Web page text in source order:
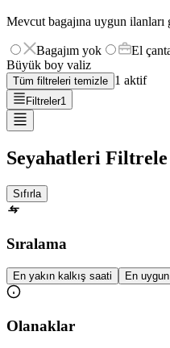
Mevcut bagajına uygun ilanları
Bagajım yok El
Büyük boy valiz
Tüm filtreleri temizle 1 aktif
Filtreler1
Seyahatleri Filtrele
Sıfırla
Sıralama
En yakın kalkış saati En
Olanaklar